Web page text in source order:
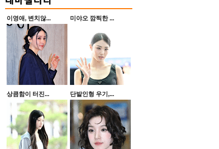
이영애, 변치않... 미야오 깜찍한 ...
상큼함이 터진... 단발인형 우기,...